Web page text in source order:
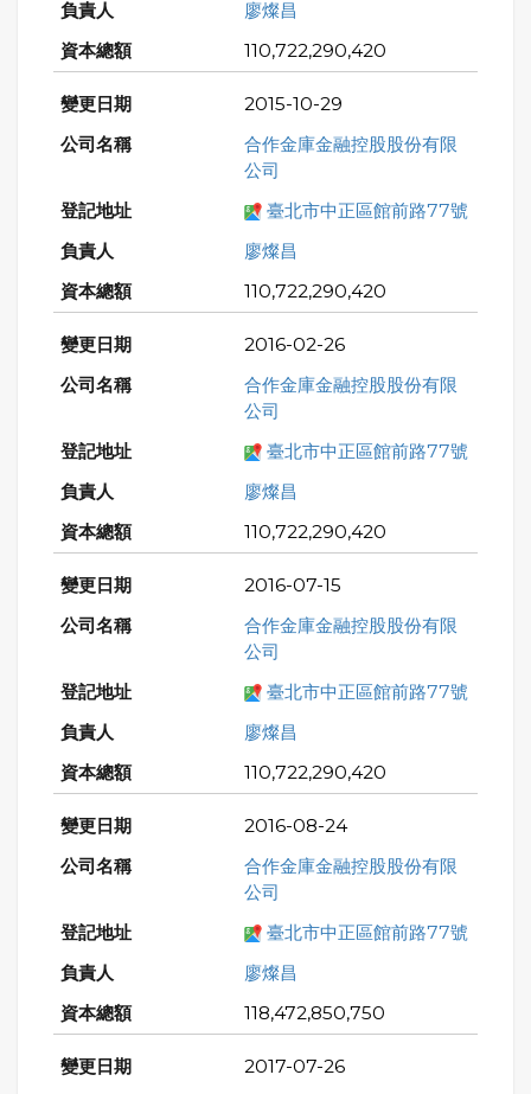
廖燦昌
110,722,290,420
2015-10-29
合作金庫金融控股股份有限
公司
臺北市中正區館前路77號
廖燦昌
110,722,290,420
2016-02-26
合作金庫金融控股股份有限
公司
臺北市中正區館前路77號
廖燦昌
110,722,290,420
2016-07-15
合作金庫金融控股股份有限
公司
臺北市中正區館前路77號
廖燦昌
110,722,290,420
2016-08-24
合作金庫金融控股股份有限
公司
臺北市中正區館前路77號
廖燦昌
118,472,850,750
2017-07-26